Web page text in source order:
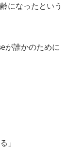
になったという
が誰かのために
」